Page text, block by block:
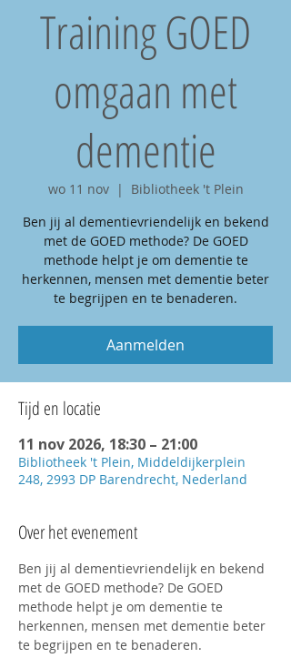
Training GOED
omgaan met
dementie
wo 11 nov
  |
Bibliotheek 't Plein
Ben jij al dementievriendelijk en bekend
met de GOED methode? De GOED
methode helpt je om dementie te
herkennen, mensen met dementie beter
te begrijpen en te benaderen.
Aanmelden
Tijd en locatie
11 nov 2026, 18:30 – 21:00
Bibliotheek 't Plein, Middeldijkerplein
248, 2993 DP Barendrecht, Nederland
Over het evenement
Ben jij al dementievriendelijk en bekend
met de GOED methode? De GOED
methode helpt je om dementie te
herkennen, mensen met dementie beter
te begrijpen en te benaderen.